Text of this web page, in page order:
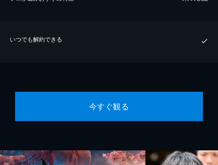
いつでも解約できる
今すぐ観る